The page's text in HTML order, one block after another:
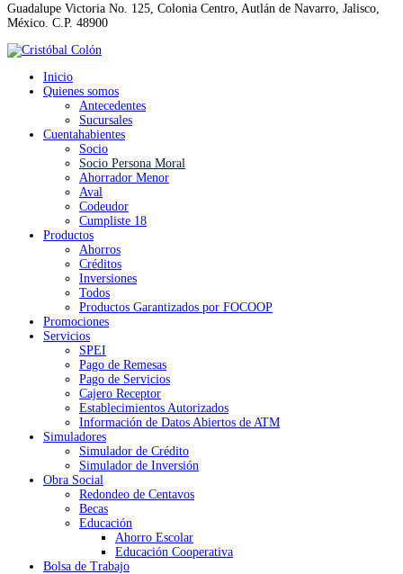
Guadalupe Victoria No. 125, Colonia Centro, Autlán de Navarro, Jalisco,
México. C.P. 48900
Inicio
Quienes somos
Antecedentes
Sucursales
Cuentahabientes
Socio
Socio Persona Moral
Ahorrador Menor
Aval
Codeudor
Cumpliste 18
Productos
Ahorros
Créditos
Inversiones
Todos
Productos Garantizados por FOCOOP
Promociones
Servicios
SPEI
Pago de Remesas
Pago de Servicios
Cajero Receptor
Establecimientos Autorizados
Información de Datos Abiertos de ATM
Simuladores
Simulador de Crédito
Simulador de Inversión
Obra Social
Redondeo de Centavos
Becas
Educación
Ahorro Escolar
Educación Cooperativa
Bolsa de Trabajo